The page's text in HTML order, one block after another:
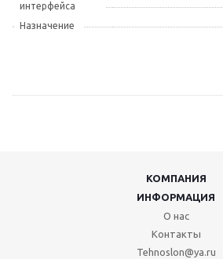
интерфейса
Назначение
КОМПАНИЯ
ИНФОРМАЦИЯ
О нас
Контакты
Tehnoslon@ya.ru